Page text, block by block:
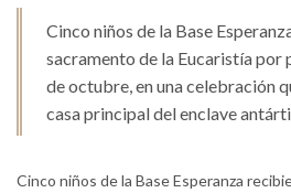
Cinco niños de la Base
sacramento de la Eucaristía por
de octubre, en una celebración
casa principal del enclave
Cinco niños de la Base Esperanza